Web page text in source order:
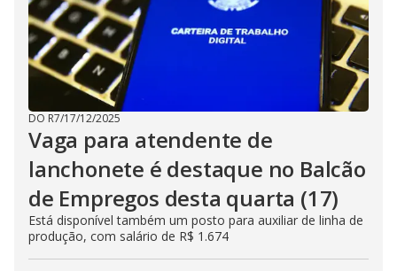
DO R7/17/12/2025
Vaga para atendente de
lanchonete é destaque no Balcão
de Empregos desta quarta (17)
Está disponível também um posto para auxiliar de linha de
produção, com salário de R$ 1.674